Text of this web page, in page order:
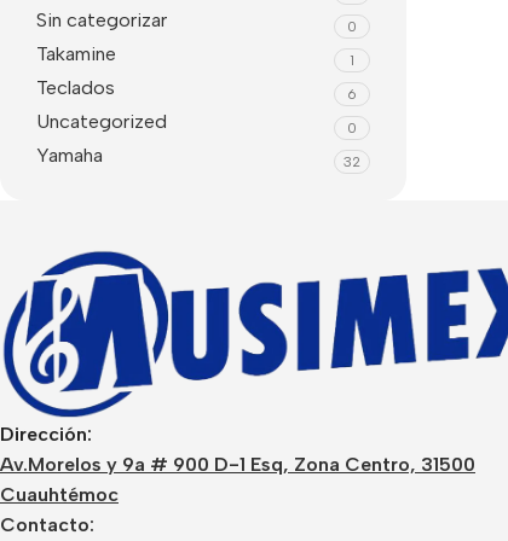
Sin categorizar 0
Takamine 1
Teclados 6
Uncategorized 0
Yamaha 32
Dirección:
Av.Morelos y 9a # 900 D-1 Esq, Zona Centro, 31500
Cuauhtémoc
Contacto: